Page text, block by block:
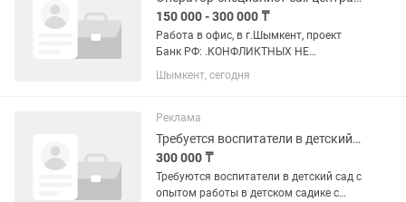
150 000 - 300 000 ₸
Работа в офис, в г.Шымкент, проект
Банк РФ: .КОНФЛИКТНЫХ НЕ
ПРИНИМАЕМ. .ПРИНИМАЕМ ОТ 18
ЛЕТ. .СТУДЕНТОВ, ЗАОЧНИКОВ НЕ
СЧЕТАХ НЕ ПРИНИМАЕМ. ЗНАНИЕ
РУССКОГО ЯЗЫКА. ПРОСЬБА,...
Шымкент, сегодня
Реклама
Требуется воспитатели в детский сад
300 000 ₸
Требуются воспитатели в детский сад с
опытом работы в детском садике с